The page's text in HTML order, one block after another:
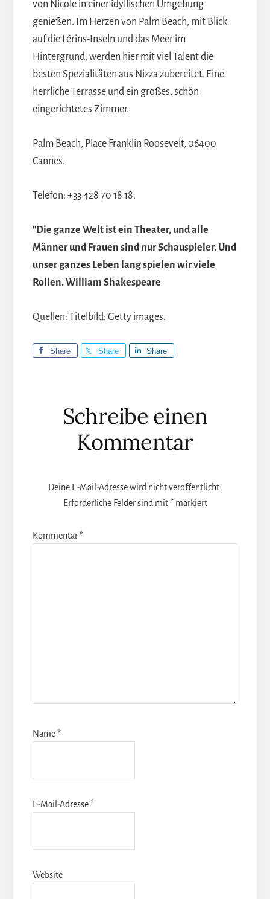
von Nicole in einer idyllischen Umgebung
genießen. Im Herzen von Palm Beach, mit Blick
auf die Lérins-Inseln und das Meer im
Hintergrund, werden hier mit viel Talent die
besten Spezialitäten aus Nizza zubereitet. Eine
herrliche Terrasse und ein großes, schön
eingerichtetes Zimmer.
Palm Beach, Place Franklin Roosevelt, 06400
Cannes.
Telefon: +33 428 70 18 18.
"Die ganze Welt ist ein Theater, und alle
Männer und Frauen sind nur Schauspieler. Und
unser ganzes Leben lang spielen wir viele
Rollen. William Shakespeare
Quellen: Titelbild: Getty images.
Share Share Share
Leser-
Interaktionen
Schreibe einen
Kommentar
Deine E-Mail-Adresse wird nicht veröffentlicht.
Erforderliche Felder sind mit*markiert
Kommentar*
Name*
E-Mail-Adresse*
Website